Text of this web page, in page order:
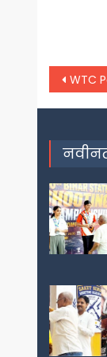
Post
WTC Points Table: टीम